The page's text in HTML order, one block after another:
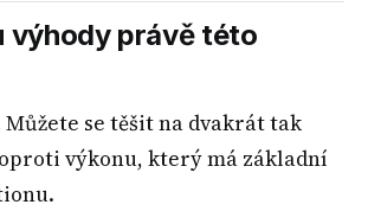
výhody právě této
Můžete se těšit na dvakrát tak
výkonu, který má základní